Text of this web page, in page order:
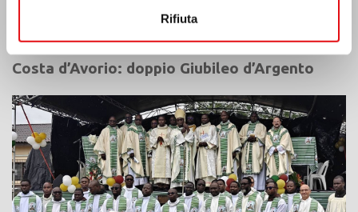
Rifiuta
Costa d’Avorio: doppio Giubileo d’Argento